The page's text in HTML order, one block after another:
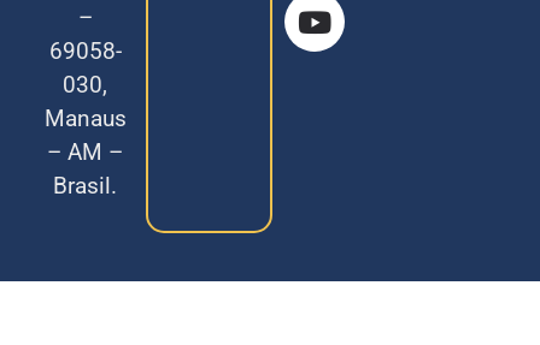
–
69058-
030,
Manaus
– AM –
Brasil.